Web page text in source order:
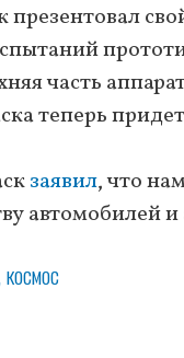
часть
теперь
заявил, что
автомобилей
космос